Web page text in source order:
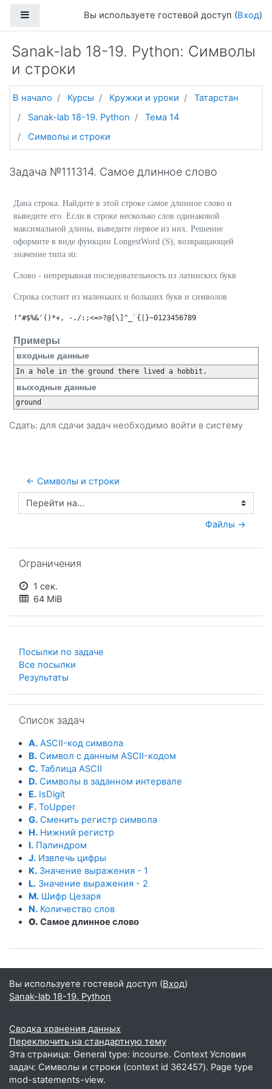
Боковая панельВы используете гостевой доступ (Вход)
Sanak-lab 18-19. Python: Символы
и строки
В начало Курсы Кружки и уроки
Татарстан
Sanak-lab 18-19. Python
Тема 14
Символы и строки
Задача №111314. Самое длинное слово
Дана строка. Найдите в этой строке самое длинное слово и
выведите его. Если в строке несколько слов одинаковой
максимальной длины, выведите первое из них. Решение
оформите в виде функции LongestWord (S), возвращающей
значение типа str.
Слово - непрерывная последовательность из латинских букв
Строка состоит из маленьких и больших букв и символов
!"#$%&'()*+, -./:;<=>?@[\]^_`{|}~0123456789
Примеры
входные данные
In a hole in the ground there lived a hobbit.
выходные данные
ground
Сдать: для сдачи задач необходимо войти в систему
← Символы и строки
Перейти на...
Файлы →
Ограничения
1 сек.
64 MiB
Посылки по задаче
Все посылки
Результаты
Список задач
A. ASCII-код символа
B. Символ с данным ASCII-кодом
C. Таблица ASCII
D. Символы в заданном интервале
E. IsDigit
F. ToUpper
G. Сменить регистр символа
H. Нижний регистр
I. Палиндром
J. Извлечь цифры
K. Значение выражения - 1
L. Значение выражения - 2
M. Шифр Цезаря
N. Количество слов
O. Самое длинное слово
Вы используете гостевой доступ (Вход)
Sanak-lab 18-19. Python
Сводка хранения данных
Переключить на стандартную тему
Эта страница: General type: incourse. Context Условия
задач: Символы и строки (context id 362457). Page type
mod-statements-view.